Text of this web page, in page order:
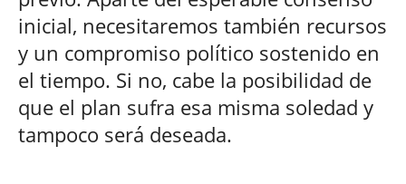
inicial, necesitaremos también recursos
y un compromiso político sostenido en
el tiempo. Si no, cabe la posibilidad de
que el plan sufra esa misma soledad y
tampoco será deseada.